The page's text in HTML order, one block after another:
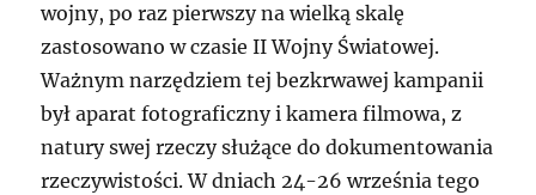
wojny, po raz pierwszy na wielką skalę
zastosowano w czasie II Wojny Światowej.
Ważnym narzędziem tej bezkrwawej kampanii
był aparat fotograficzny i kamera filmowa, z
natury swej rzeczy służące do dokumentowania
rzeczywistości. W dniach 24-26 września tego